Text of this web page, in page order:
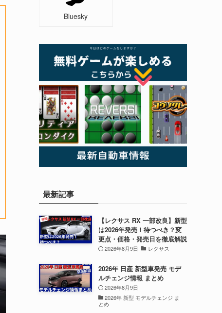
Bluesky
最新記事
【レクサス RX 一部改良】新型
は2026年発売！待つべき？変
更点・価格・発売日を徹底解説
2026年8月9日 レクサス
2026年 日産 新型車発売 モデ
ルチェンジ情報 まとめ
2026年8月9日
2026年 新型 モデルチェンジ ま
とめ